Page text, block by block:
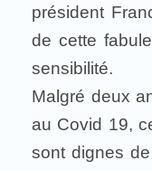
président
de cette
sensibilité.
Malgré deux
au Covid 19,
sont dignes